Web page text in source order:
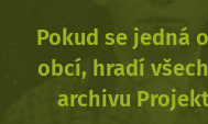
Pokud se jedná
obcí, hradí
archivu